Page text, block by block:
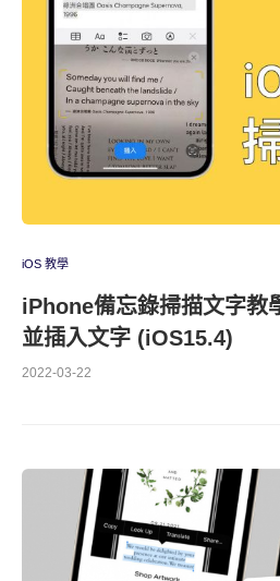
iOS 教學
iPhone備忘錄掃描文字教
並插入文字 (iOS15.4)
2022-03-22